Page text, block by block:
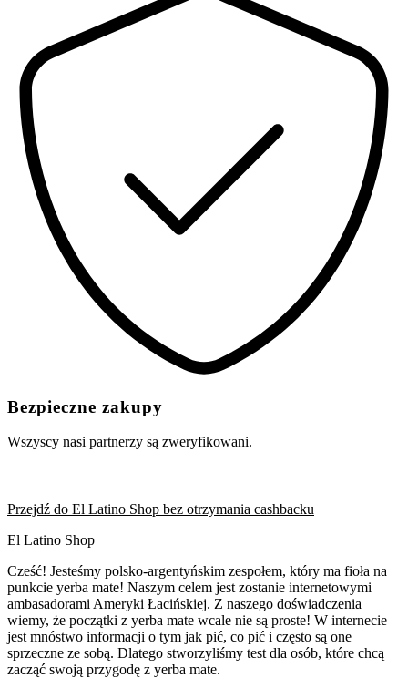
Bezpieczne zakupy
Wszyscy nasi partnerzy są zweryfikowani.
Przejdź do El Latino Shop bez otrzymania cashbacku
El Latino Shop
Cześć! Jesteśmy polsko-argentyńskim zespołem, który ma fioła na
punkcie yerba mate! Naszym celem jest zostanie internetowymi
ambasadorami Ameryki Łacińskiej. Z naszego doświadczenia
wiemy, że początki z yerba mate wcale nie są proste! W internecie
jest mnóstwo informacji o tym jak pić, co pić i często są one
sprzeczne ze sobą. Dlatego stworzyliśmy test dla osób, które chcą
zacząć swoją przygodę z yerba mate.